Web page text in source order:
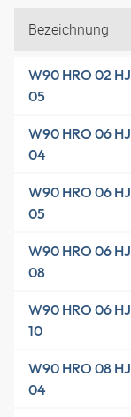
Bezeichnung
W90 HRO 02 HJ
05
W90 HRO 06 HJ
04
W90 HRO 06 HJ
05
W90 HRO 06 HJ
08
W90 HRO 06 HJ
10
W90 HRO 08 HJ
04